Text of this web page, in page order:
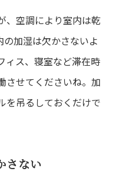
、空調により室内は乾
加湿は欠かさないよ
ィス、寝室など滞在時
させてくださいね。加
を吊るしておくだけで
さない